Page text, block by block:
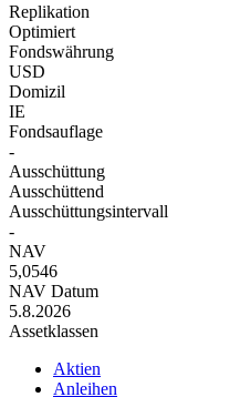
Replikation
Optimiert
Fondswährung
USD
Domizil
IE
Fondsauflage
-
Ausschüttung
Ausschüttend
Ausschüttungsintervall
-
NAV
5,0546
NAV Datum
5.8.2026
Assetklassen
Aktien
Anleihen